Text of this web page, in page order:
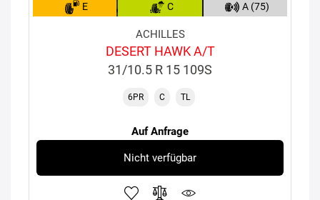
E C A (75)
ACHILLES
DESERT HAWK A/T
31/10.5 R 15 109S
6PR C TL
Auf Anfrage
Nicht verfügbar